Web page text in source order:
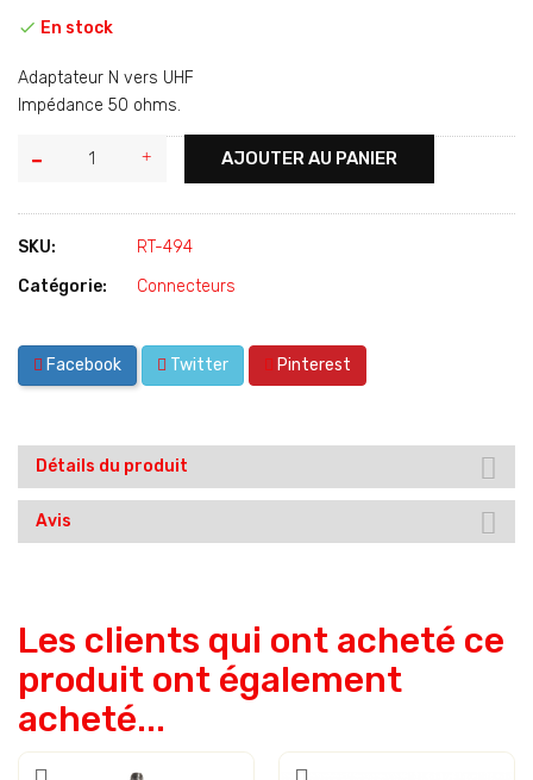
 En stock
Adaptateur N vers UHF
Impédance 50 ohms.
AJOUTER AU PANIER
SKU:
RT-494
Catégorie:
Connecteurs
Facebook Twitter Pinterest
Détails du produit
Avis
Les clients qui ont acheté ce
produit ont également
acheté...